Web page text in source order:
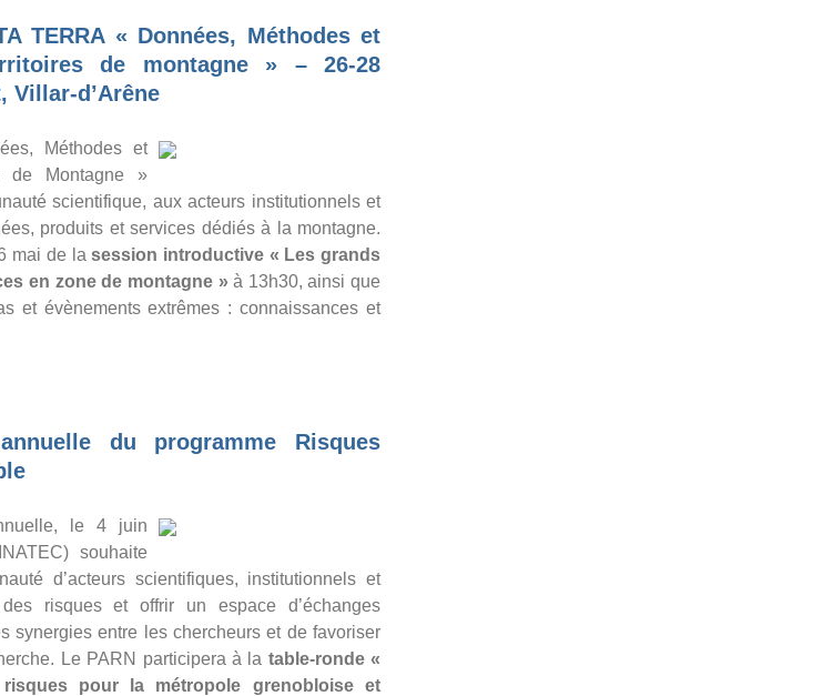
TERRA « Données, Méthodes et
de montagne » – 26-28
Villar-d’Arêne
Méthodes et
de Montagne »
scientifique, aux acteurs institutionnels et
produits et services dédiés à la montagne.
mai de lasession introductive « Les grands
en zone de montagne » à 13h30, ainsi que
et évènements extrêmes : connaissances et
du programme Risques
le 4 juin
souhaite
d’acteurs scientifiques, institutionnels et
risques et offrir un espace d’échanges
synergies entre les chercheurs et de favoriser
Le PARN participera à la table-ronde «
pour la métropole grenobloise et